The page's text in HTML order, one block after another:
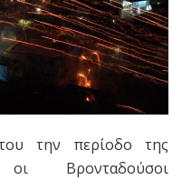
την περίοδο της
Βρονταδούσοι